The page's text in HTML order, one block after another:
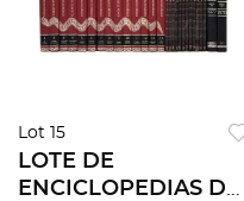
Lot 15
LOTE DE
ENCICLOPEDIAS DE